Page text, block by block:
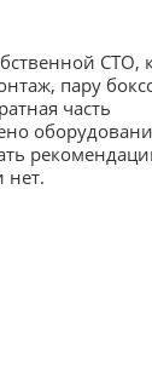
СТО,
пару
часть
нет.